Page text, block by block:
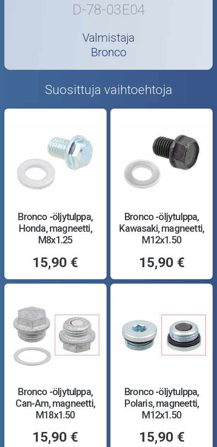
D-78-03E04
Valmistaja
Bronco
Suosittuja vaihtoehtoja
Bronco -öljytulppa,
Honda, magneetti,
M8x1.25
15,90 €
Bronco -öljytulppa,
Kawasaki, magneetti,
M12x1.50
15,90 €
Bronco -öljytulppa,
Can-Am, magneetti,
M18x1.50
15,90 €
Bronco -öljytulppa,
Polaris, magneetti,
M12x1.50
15,90 €